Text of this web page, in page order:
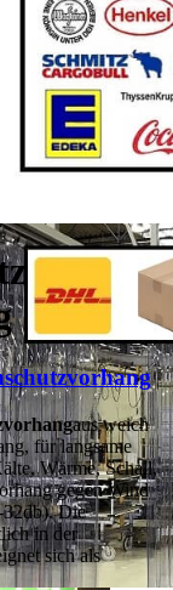
aus weich
für langsame
Wärme, Schall,
gegen Wind
32db). Die
in der
sich als